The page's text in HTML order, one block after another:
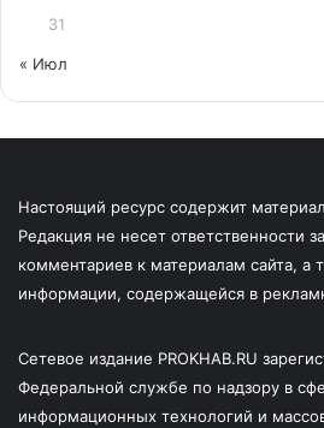
31
« Июл
Настоящий ресурс содержит
Редакция не несет ответственности
комментариев к материалам сайта, а
информации, содержащейся в
Сетевое издание PROKHAB.RU
Федеральной службе по надзору в
информационных технологий и